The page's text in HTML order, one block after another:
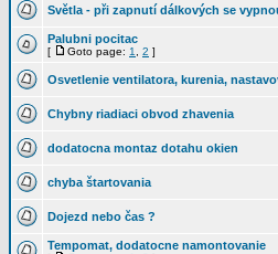
Světla - při zapnutí dálkových se
Palubni pocitac
[ Goto page: 1 2 ]
Osvetlenie ventilatora, kurenia,
Chybny riadiaci obvod zhavenia
dodatocna montaz dotahu okien
chyba štartovania
Dojezd nebo čas ?
Tempomat, dodatocne namontovanie